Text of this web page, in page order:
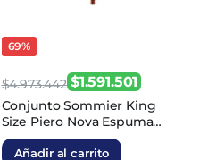
69%
$4.973.442
El
precio
original
$1.591.501
El
precio
actual
Conjunto Sommier King
Size Piero Nova Espuma
200x200x25
Añadir al carrito